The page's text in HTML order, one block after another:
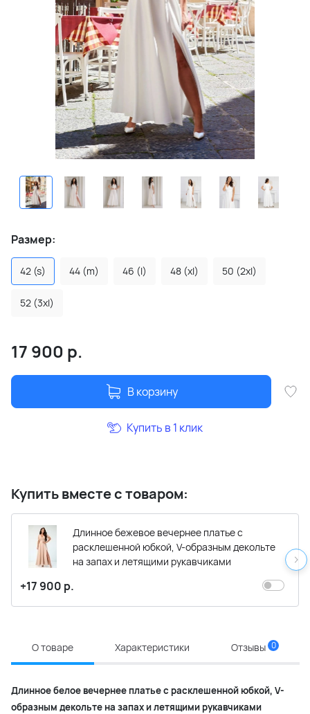
Размер:
42 (s) 44 (m) 46 (l) 48 (xl) 50 (2xl)
52 (3xl)
17 900 р.
В корзину
Купить в 1 клик
Купить вместе с товаром:
Длинное бежевое вечернее платье с
расклешенной юбкой, V-образным декольте
на запах и летящими рукавчиками
+17 900 р.
О товаре Характеристики Отзывы 0
Длинное белое вечернее платье с расклешенной юбкой, V-
образным декольте на запах и летящими рукавчиками